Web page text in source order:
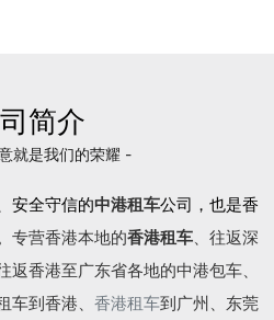
简介
就是我们的荣耀 -
安全守信的中港租车公司，也是香
专营香港本地的香港租车、往返深
返香港至广东省各地的中港包车、
车到香港、 香港租车到广州、东莞